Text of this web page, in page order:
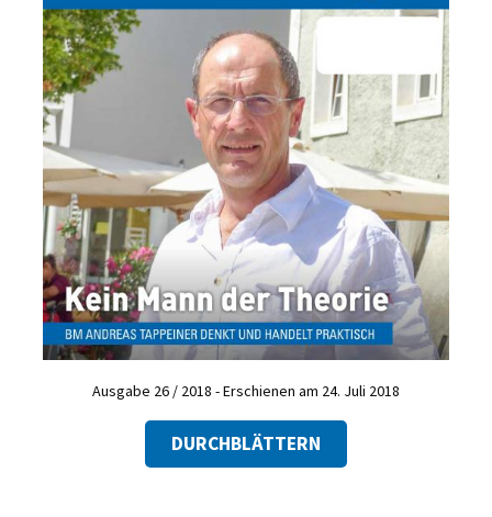
Ausgabe 26 / 2018 - Erschienen am 24. Juli 2018
DURCHBLÄTTERN